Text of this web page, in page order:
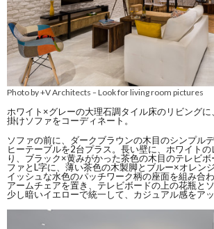
Photo by +V Architects –Look for living room pictures
ホワイト×グレーの大理石調タイル床のリビングに
掛けソファをコーディネート。
ソファの前に、ダークブラウンの木目のシンプル
ヒーテーブルを2台プラス。長い壁に、ホワイト
り、ブラック×黄みがかった茶色の木目のテレビ
ファとL字に、薄い茶色の木製脚とブルー×オレン
イッシュな水色のパッチワーク柄の座面を組み合
アームチェアを置き、テレビボードの上の花瓶と
少し暗いイエローで統一して、カジュアル感をア